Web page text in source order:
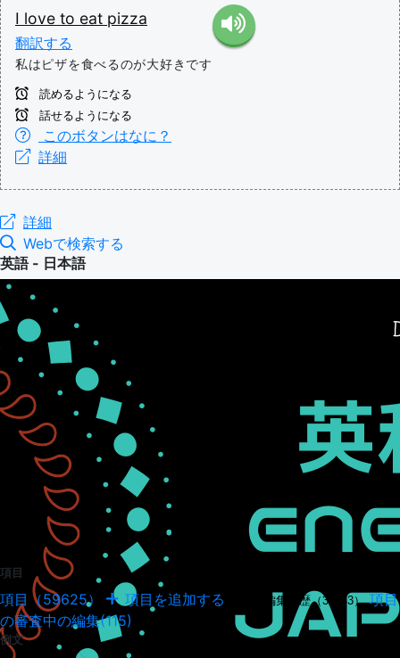
I love to eat pizza
翻訳する
私はピザを食べるのが大好きです
読めるようになる
話せるようになる
このボタンはなに？
詳細
詳細
Webで検索する
英語 - 日本語
項目
項目（59625） 項目を追加する 項目の編集履歴（34943） 項目
の審査中の編集(115)
例文